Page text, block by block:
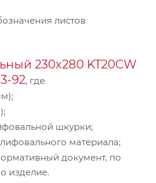
листов
230х280 KT20CW
92, где
шкурки;
материала;
документ, по
изделие.